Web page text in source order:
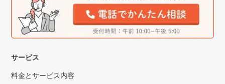
サービス
料金とサービス内容